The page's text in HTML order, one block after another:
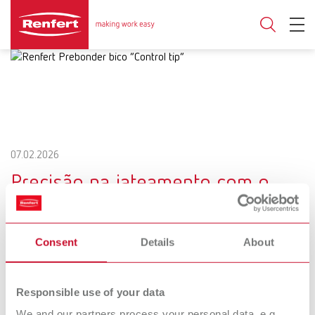
Consent Details About
Responsible use of your data
07.02.2026
Precisão na jateamento com o
bico “Control tip”
Mayor seguridad de proceso en el
acondicionamiento superficial
A qualidade da cimentaçã adesiva depende significativamente da